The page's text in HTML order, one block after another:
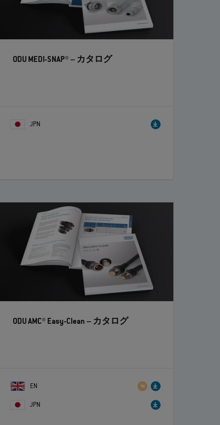
ODU MEDI-SNAP®– カタログ
JPN
ODU AMC® Easy-Clean – カタログ
EN
JPN